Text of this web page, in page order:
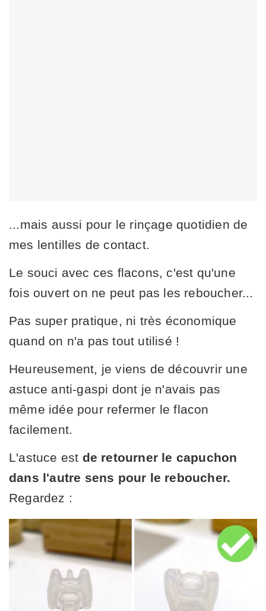
...mais aussi pour le rinçage quotidien de
mes lentilles de contact.
Le souci avec ces flacons, c'est qu'une
fois ouvert on ne peut pas les reboucher...
Pas super pratique, ni très économique
quand on n'a pas tout utilisé !
Heureusement, je viens de découvrir une
astuce anti-gaspi dont je n'avais pas
même idée pour refermer le flacon
facilement.
L'astuce est de retourner le capuchon
dans l'autre sens pour le reboucher.
Regardez :